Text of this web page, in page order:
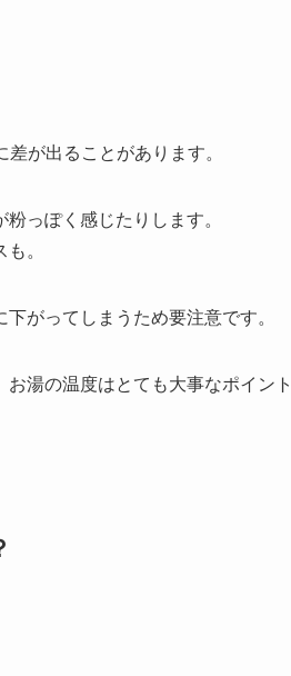
が出ることがあります。
っぽく感じたりします。
。
がってしまうため要注意です。
湯の温度はとても大事なポイン